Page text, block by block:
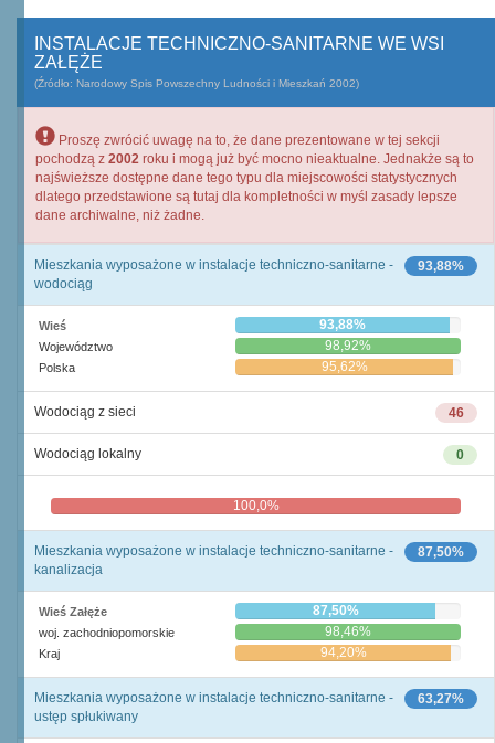
INSTALACJE TECHNICZNO-SANITARNE WE WSI
ZAŁĘŻE
(Źródło: Narodowy Spis Powszechny Ludności i Mieszkań 2002)
Proszę zwrócić uwagę na to, że dane prezentowane w tej sekcji
pochodzą z 2002 roku i mogą już być mocno nieaktualne. Jednakże są to
najświeższe dostępne dane tego typu dla miejscowości statystycznych
dlatego przedstawione są tutaj dla kompletności w myśl zasady lepsze
dane archiwalne, niż żadne.
93,88%
Mieszkania wyposażone w instalacje techniczno-sanitarne -
wodociąg
Wieś 93,88%
Województwo 98,92%
Polska 95,62%
46
Wodociąg z sieci
0
Wodociąg lokalny
100,0%
87,50%
Mieszkania wyposażone w instalacje techniczno-sanitarne -
kanalizacja
Wieś Załęże 87,50%
woj. zachodniopomorskie 98,46%
Kraj 94,20%
63,27%
Mieszkania wyposażone w instalacje techniczno-sanitarne -
ustęp spłukiwany